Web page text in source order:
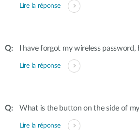
Lire la réponse
I have forgot my wireless
Lire la réponse
What is the button on the side of
Lire la réponse